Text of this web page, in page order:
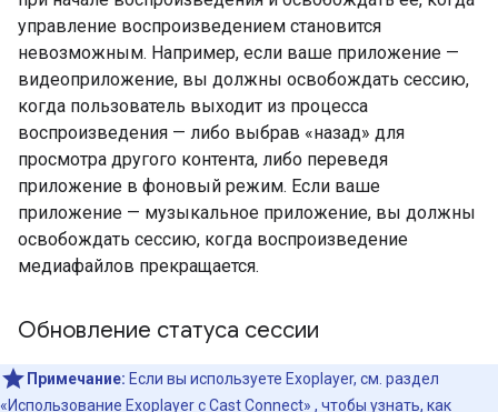
управление воспроизведением становится
невозможным. Например, если ваше приложение —
видеоприложение, вы должны освобождать сессию,
когда пользователь выходит из процесса
воспроизведения — либо выбрав «назад» для
просмотра другого контента, либо переведя
приложение в фоновый режим. Если ваше
приложение — музыкальное приложение, вы должны
освобождать сессию, когда воспроизведение
медиафайлов прекращается.
Обновление статуса сессии
Примечание: Если вы используете Exoplayer, см. раздел
«Использование Exoplayer с Cast Connect» , чтобы узнать, как